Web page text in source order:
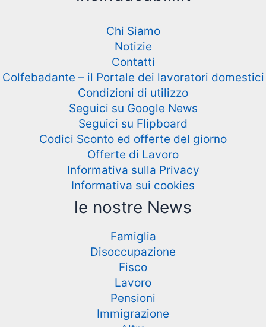
Chi Siamo
Notizie
Contatti
Colfebadante – il Portale dei lavoratori domestici
Condizioni di utilizzo
Seguici su Google News
Seguici su Flipboard
Codici Sconto ed offerte del giorno
Offerte di Lavoro
Informativa sulla Privacy
Informativa sui cookies
le nostre News
Famiglia
Disoccupazione
Fisco
Lavoro
Pensioni
Immigrazione